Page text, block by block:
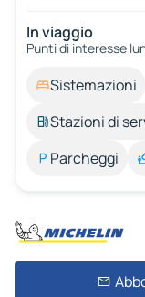
In viaggio
Punti di interesse
Sistemazioni
Stazioni di
Parcheggi